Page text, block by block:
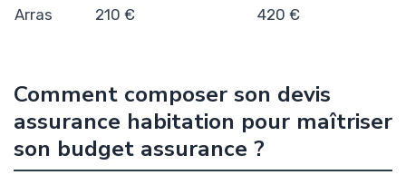
Arras
210 € 420 €
Comment composer son devis
assurance habitation pour maîtriser
son budget assurance ?